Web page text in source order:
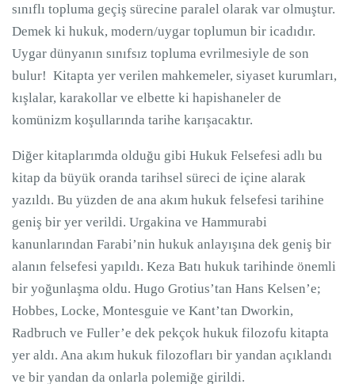
sınıflı topluma geçiş sürecine paralel olarak var olmuştur.
Demek ki hukuk, modern/uygar toplumun bir icadıdır.
Uygar dünyanın sınıfsız topluma evrilmesiyle de son
bulur! Kitapta yer verilen mahkemeler, siyaset kurumları,
kışlalar, karakollar ve elbette ki hapishaneler de
komünizm koşullarında tarihe karışacaktır.
Diğer kitaplarımda olduğu gibi Hukuk Felsefesi adlı bu
kitap da büyük oranda tarihsel süreci de içine alarak
yazıldı. Bu yüzden de ana akım hukuk felsefesi tarihine
geniş bir yer verildi. Urgakina ve Hammurabi
kanunlarından Farabi’nin hukuk anlayışına dek geniş bir
alanın felsefesi yapıldı. Keza Batı hukuk tarihinde önemli
bir yoğunlaşma oldu. Hugo Grotius’tan Hans Kelsen’e;
Hobbes, Locke, Montesguie ve Kant’tan Dworkin,
Radbruch ve Fuller’e dek pekçok hukuk filozofu kitapta
yer aldı. Ana akım hukuk filozofları bir yandan açıklandı
ve bir yandan da onlarla polemiğe girildi.